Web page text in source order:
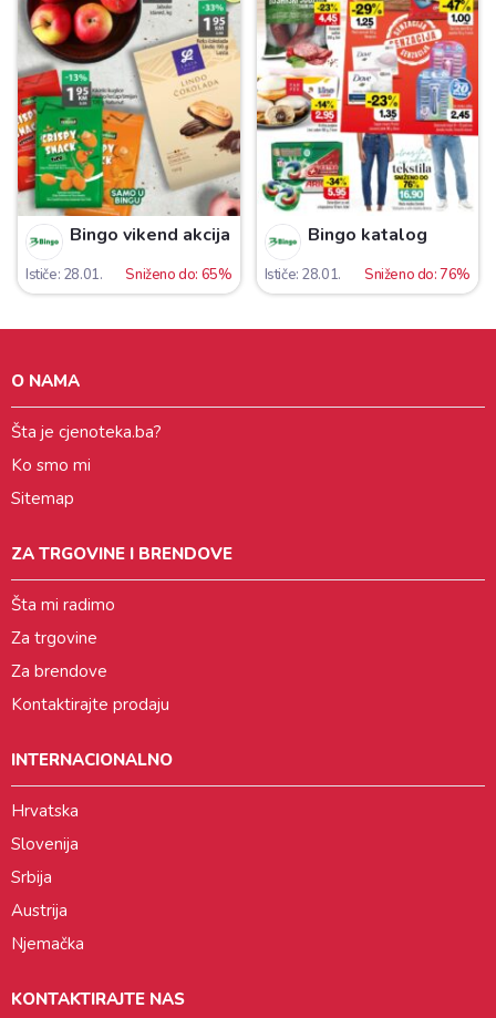
Bingo vikend akcija
Ističe: 28.01. Sniženo do: 65%
Bingo katalog
Ističe: 28.01. Sniženo do: 76%
O NAMA
Šta je cjenoteka.ba?
Ko smo mi
Sitemap
ZA TRGOVINE I BRENDOVE
Šta mi radimo
Za trgovine
Za brendove
Kontaktirajte prodaju
INTERNACIONALNO
Hrvatska
Slovenija
Srbija
Austrija
Njemačka
KONTAKTIRAJTE NAS